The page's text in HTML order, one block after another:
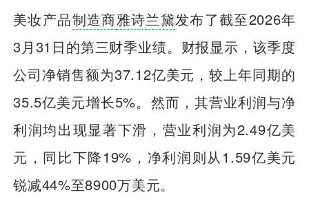
美妆产品制造商雅诗兰黛发布了截至2026年
3月31日的第三财季业绩。财报显示，该季度
公司净销售额为37.12亿美元，较上年同期的
35.5亿美元增长5%。然而，其营业利润与净
利润均出现显著下滑，营业利润为2.49亿美
元，同比下降19%，净利润则从1.59亿美元
锐减44%至8900万美元。